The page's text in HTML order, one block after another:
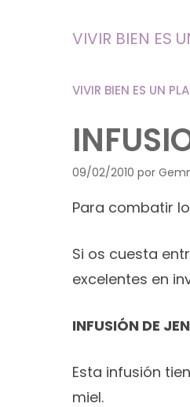
VIVIR BIEN ES
VIVIR BIEN ES UN
09/02/2010 por
Para combatir
Si os cuesta
excelentes en
INFUSIÓN DE
Esta infusión
miel.